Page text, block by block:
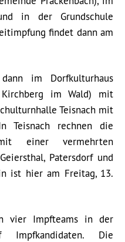
in der Grundschule
findet dann am
im Dorfkulturhaus
Kirchberg im Wald) mit
Teisnach mit
Teisnach rechnen die
einer vermehrten
Patersdorf und
ist hier am Freitag, 13.
vier Impfteams in der
Impfkandidaten. Die